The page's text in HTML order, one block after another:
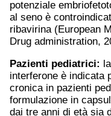
potenziale
al seno è
ribavirina (European
Drug administration,
Pazienti pediatrici:
interferone è indicata
cronica in pazienti
formulazione in
dai tre anni di età sia